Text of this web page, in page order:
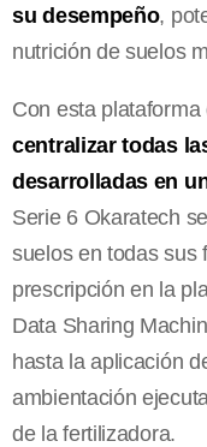
su desempeño,
nutrición de suelos
Con esta
centralizar todas
desarrolladas en
Serie 6 Okaratech
suelos en todas sus
prescripción en la
Data Sharing
hasta la aplicación
ambientación
de la fertilizadora.